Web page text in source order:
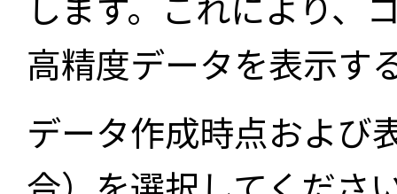
高精度データを表示す
データ作成時点および